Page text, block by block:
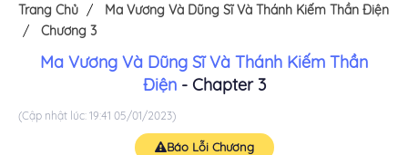
Trang Chủ
Ma Vương Và Dũng Sĩ Và Thánh Kiếm Thần Điện
Chương 3
Ma Vương Và Dũng Sĩ Và Thánh Kiếm Thần
Điện- Chapter 3
(Cập nhật lúc: 19:41 05/01/2023)
Báo Lỗi Chương